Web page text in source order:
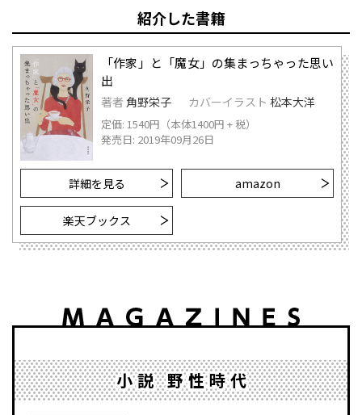
紹介した書籍
「作家」と「魔女」の集まっちゃった思い
出
著者 角野栄子 カバーイラスト 松本大洋
定価: 1540円（本体1400円 + 税）
発売日: 2019年09月26日
詳細を見る amazon
楽天ブックス
小説 野性時代